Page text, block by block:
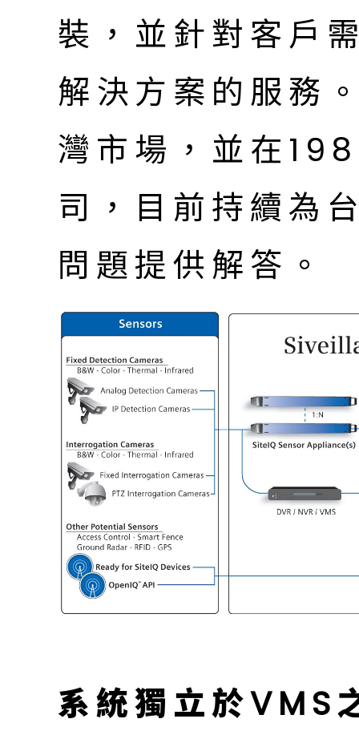
裝，並針對客戶
解決方案的服務
灣市場，並在
司，目前持續為
問題提供解答。
系統獨立於VMS